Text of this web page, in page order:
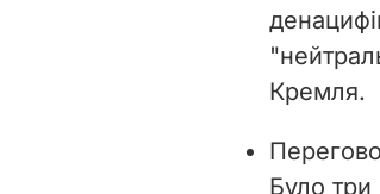
Кремля.
Було три